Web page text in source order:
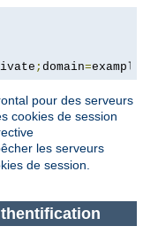
; domain=example
pour des serveurs
cookies de session
les serveurs
de session.